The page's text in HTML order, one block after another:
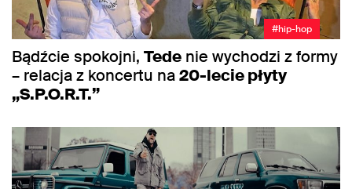
#hip-hop
Bądźcie spokojni, Tede nie wychodzi z formy
– relacja z koncertu na20-lecie płyty
„S.P.O.R.T.”